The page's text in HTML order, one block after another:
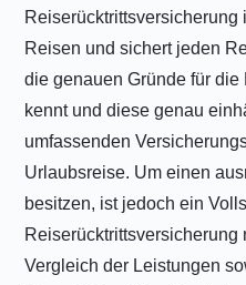
Reiserücktrittsversicherung
Reisen und sichert jeden
die genauen Gründe für
kennt und diese genau
umfassenden
Urlaubsreise. Um einen
besitzen, ist jedoch ein
Reiserücktrittsversicherung
Vergleich der Leistungen